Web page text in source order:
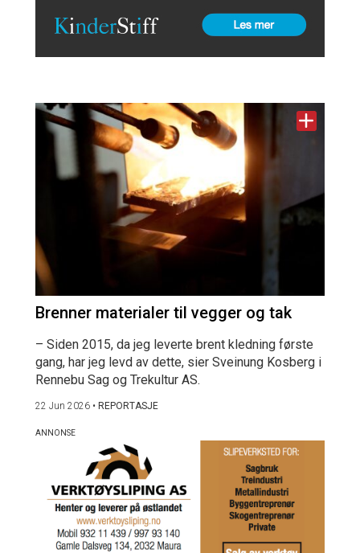
Brenner materialer til vegger og tak
– Siden 2015, da jeg leverte brent kledning første
gang, har jeg levd av dette, sier Sveinung Kosberg i
Rennebu Sag og Trekultur AS.
22 Jun 2026 • REPORTASJE